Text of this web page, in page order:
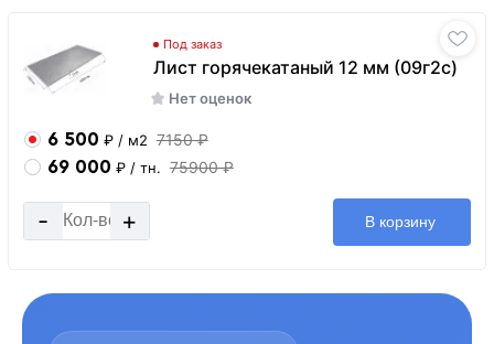
Под заказ
Лист горячекатаный 12 мм (09г2с)
Нет оценок
6 500 ₽ / м2 7150 ₽
69 000 ₽ / тн. 75900 ₽
- + В корзину